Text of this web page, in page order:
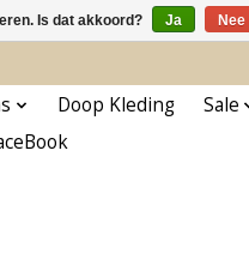
Doop Kleding Sale
Is dat akkoord? Ja Nee